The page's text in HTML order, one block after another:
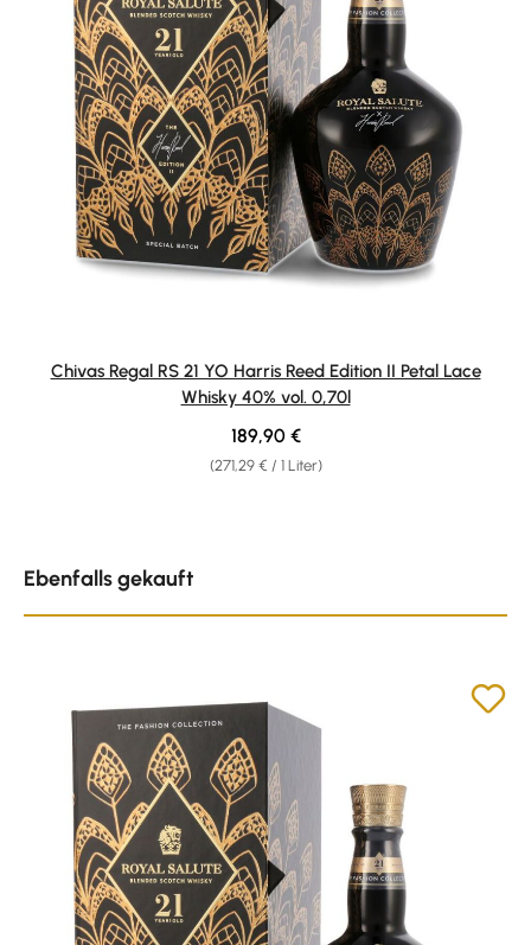
Chivas Regal RS 21 YO Harris Reed Edition II Petal Lace
Whisky 40% vol. 0,70l
(271,29 € / 1 Liter)
Regulärer Preis:
189,90 €
Ebenfalls gekauft